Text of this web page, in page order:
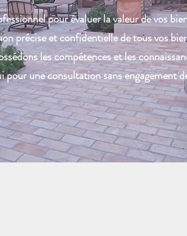
pour évaluer la valeur de vos
précise et confidentielle de tous vos
les compétences et les
une consultation sans engagement